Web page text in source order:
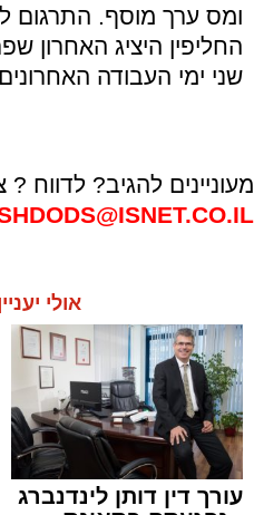
ומס ערך מוסף.
החליפין היציג האחרון
שני ימי העבודה
מעוניינים להגיב? לדווח
אולי
עורך דין דותן לינדנברג